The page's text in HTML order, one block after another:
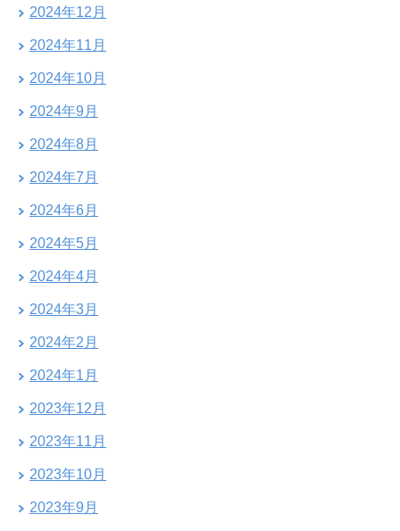
2024年12月
2024年11月
2024年10月
2024年9月
2024年8月
2024年7月
2024年6月
2024年5月
2024年4月
2024年3月
2024年2月
2024年1月
2023年12月
2023年11月
2023年10月
2023年9月